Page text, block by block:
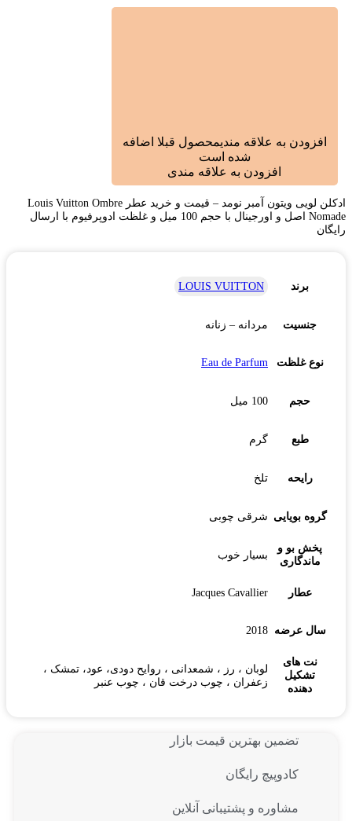
افزودن به علاقه مندیمحصول قبلا اضافه
شده است
افزودن به علاقه مندی
ادکلن لویی ویتون آمبر نومد – قیمت و خرید عطر Louis Vuitton Ombre
Nomade اصل و اورجینال با حجم 100 میل و غلظت ادوپرفیوم با ارسال
رایگان
برند LOUIS VUITTON
جنسیت مردانه – زنانه
نوع غلظت Eau de Parfum
حجم 100 میل
طبع گرم
رایحه تلخ
گروه بویایی شرقی چوبی
پخش بو و
ماندگاری
بسیار خوب
عطار Jacques Cavallier
سال عرضه 2018
نت های
تشکیل
دهنده
لوبان ، رز ، شمعدانی ، روایح دودی، عود، تمشک ،
زعفران ، چوب درخت قان ، چوب عنبر
تضمین بهترین قیمت بازار
کادوپیچ رایگان
مشاوره و پشتیبانی آنلاین